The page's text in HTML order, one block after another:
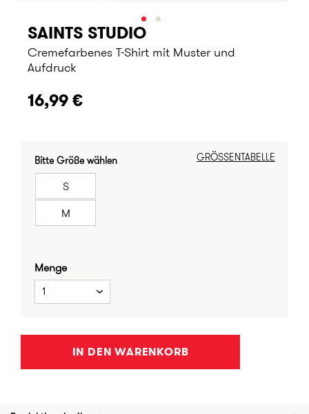
SAINTS STUDIO
Cremefarbenes T-Shirt mit Muster und
Aufdruck
16,99 €
GRÖSSENTABELLE
Bitte Größe wählen
S
M
Menge
1
IN DEN WARENKORB